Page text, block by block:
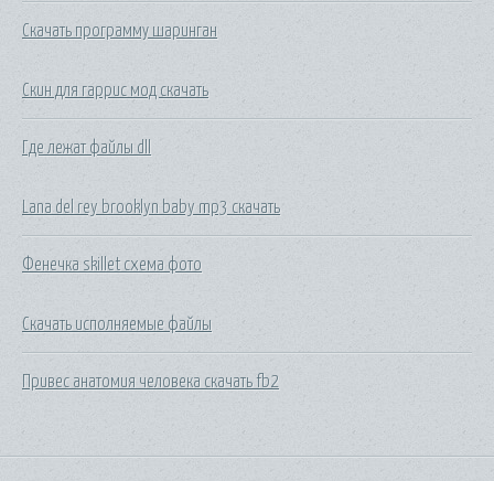
Скачать программу шаринган
Скин для гаррис мод скачать
Где лежат файлы dll
Lana del rey brooklyn baby mp3 скачать
Фенечка skillet схема фото
Скачать исполняемые файлы
Привес анатомия человека скачать fb2